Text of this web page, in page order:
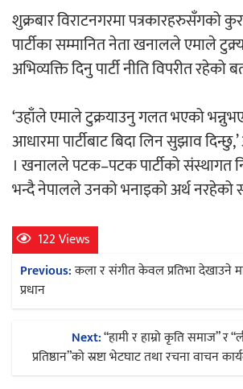
‘आइतबारको अफिस’ को
‘दुर्गा’ निर्माण गर्दै सम्राट
शुक्रबार विराटनगरमा पत्रकारहरुसँगको
पार्टीका सम्मानित नेता खनालले एमाले
अभिव्यक्ति दिनु पार्टी नीति विपरीत रहेको
‘उहाँले एमाले टुक्रयाउनु गलत भएको
आधारमा पार्टीबाट बिदा लिन सुझाव
। खनालले पटक–पटक पार्टीको संस्थागत
भन्दै नेपालले उनको भनाइको अर्थ नरहेको
122 Views
Post
navigation
Previous:कला र संगीत केवल प्रतिभा देखाउने
प्रधान
Next:“हामी र हाम्रो कृति समाज” र
प्रतिष्ठान”को स्रष्टा भेटघाट तथा रचना वाचन